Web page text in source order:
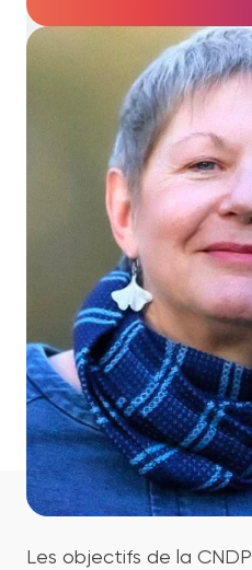
Les objectifs de la CNDP